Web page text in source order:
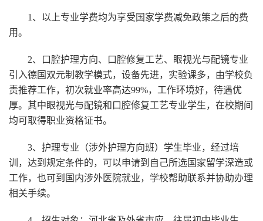
说明：
1、以上专业学费均为享受国家学费减免政策之后的费
2、口腔护理方向、口腔修复工艺、眼视光与配镜专业
引入德国双元制教学模式，设备先进，实验课多，由学校负
责推荐工作，初次就业率高达99%，工作环境好，待遇优
厚。其中眼视光与配镜和口腔修复工艺专业学生，在校期间
均可取得职业资格证书。
3、护理专业（涉外护理方向班）学生毕业，经过培
训，达到规定条件的，可以申请到自己所选国家留学深造或
工作，也可到国内涉外医院就业，学校帮助联系并协助办理
相关手续。